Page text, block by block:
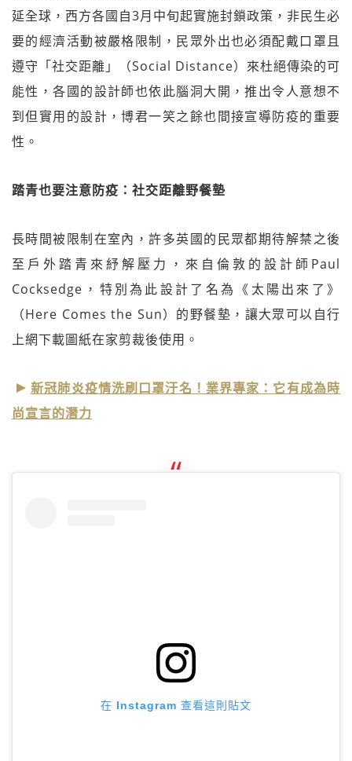
延全球，西方各國自3月中旬起實施封鎖政策，非民生必
要的經濟活動被嚴格限制，民眾外出也必須配戴口罩且
遵守「社交距離」（Social Distance）來杜絕傳染的可
能性，各國的設計師也依此腦洞大開，推出令人意想不
到但實用的設計，博君一笑之餘也間接宣導防疫的重要
性。
踏青也要注意防疫：社交距離野餐墊
長時間被限制在室內，許多英國的民眾都期待解禁之後
至戶外踏青來紓解壓力，來自倫敦的設計師Paul
Cocksedge，特別為此設計了名為《太陽出來了》
（Here Comes the Sun）的野餐墊，讓大眾可以自行
上網下載圖紙在家剪裁後使用。
新冠肺炎疫情洗刷口罩汙名！業界專家：它有成為時
尚宣言的潛力
在 Instagram 查看這則貼文